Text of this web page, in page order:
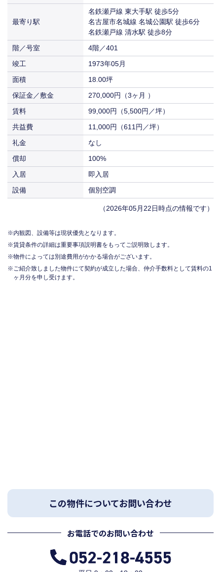
最寄り駅
名鉄瀬戸線 東大手駅 徒歩5分
名古屋市名城線 名城公園駅 徒歩6分
名鉄瀬戸線 清水駅 徒歩8分
階／号室
4階／401
竣工
1973年05月
面積
18.00坪
保証金／敷金
270,000円（3ヶ月 ）
賃料
99,000円（5,500円／坪）
共益費
11,000円（611円／坪）
礼金
なし
償却
100%
入居
即入居
設備
個別空調
（2026年05月22日時点の情報です）
内観図、設備等は現状優先となります。
賃貸条件の詳細は重要事項説明書をもってご説明致します。
物件によっては別途費用がかかる場合がございます。
ご紹介致しました物件にて契約が成立した場合、仲介手数料として賃料の1
ヶ月分を申し受けます。
この物件についてお問い合わせ
お電話でのお問い合わせ